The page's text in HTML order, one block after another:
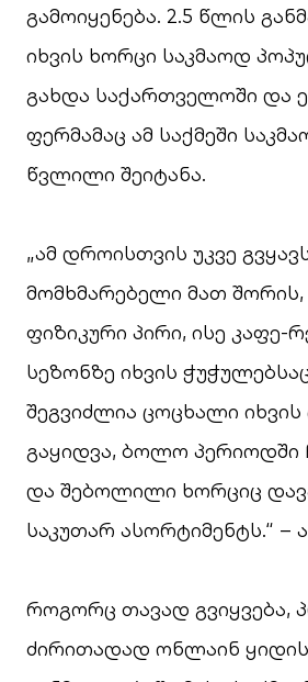
გამოიყენება. 2.5 წლის
იხვის ხორცი საკმაოდ
გახდა საქართველოში და
ფერმამაც ამ საქმეში
წვლილი შეიტანა.
„ამ დროისთვის უკვე
მომხმარებელი მათ
ფიზიკური პირი, ისე კაფე-
სეზონზე იხვის
შეგვიძლია ცოცხალი იხვის
გაყიდვა, ბოლო პერიოდში
და შებოლილი ხორციც
საკუთარ ასორტიმენტს.“ –
როგორც თავად გვიყვება,
ძირითადად ონლაინ